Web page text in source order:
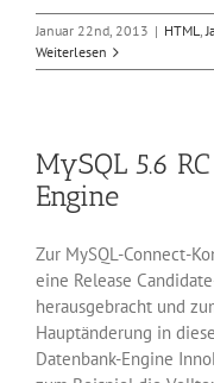
Januar 22nd, 2013 | HTML,
Weiterlesen
MySQL 5.6
Engine
Zur MySQL-Connect-
eine Release
herausgebracht und
Hauptänderung in
Datenbank-Engine